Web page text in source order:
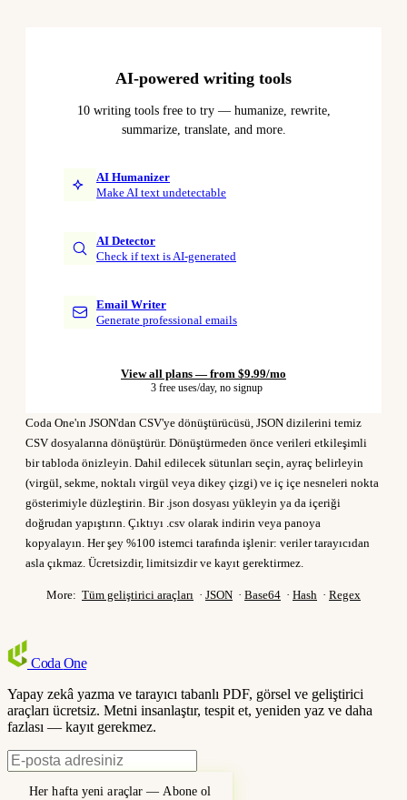
AI-powered writing tools
10 writing tools free to try — humanize, rewrite,
summarize, translate, and more.
AI Humanizer
Make AI text undetectable
AI Detector
Check if text is AI-generated
Email Writer
Generate professional emails
View all plans — from $9.99/mo
3 free uses/day, no signup
Coda One'ın JSON'dan CSV'ye dönüştürücüsü, JSON dizilerini temiz
CSV dosyalarına dönüştürür. Dönüştürmeden önce verileri etkileşimli
bir tabloda önizleyin. Dahil edilecek sütunları seçin, ayraç belirleyin
(virgül, sekme, noktalı virgül veya dikey çizgi) ve iç içe nesneleri nokta
gösterimiyle düzleştirin. Bir .json dosyası yükleyin ya da içeriği
doğrudan yapıştırın. Çıktıyı .csv olarak indirin veya panoya
kopyalayın. Her şey %100 istemci tarafında işlenir: veriler tarayıcıdan
asla çıkmaz. Ücretsizdir, limitsizdir ve kayıt gerektirmez.
More: Tüm geliştirici araçları · JSON · Base64 · Hash · Regex
Coda One
Yapay zekâ yazma ve tarayıcı tabanlı PDF, görsel ve geliştirici
araçları ücretsiz. Metni insanlaştır, tespit et, yeniden yaz ve daha
fazlası — kayıt gerekmez.
Her hafta yeni araçlar — Abone ol